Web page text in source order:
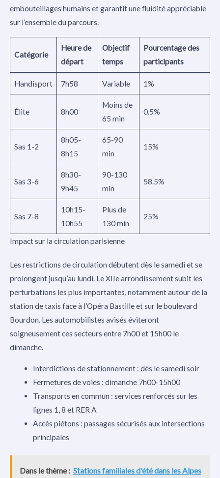
embouteillages humains et garantit une fluidité appréciable
sur l’ensemble du parcours.
Catégorie
Heure de
départ
Objectif
temps
Pourcentage des
participants
Handisport 7h58 Variable 1%
Élite 8h00
Moins de
65 min
0.5%
Sas 1-2
8h05-
8h15
65-90
min
15%
Sas 3-6
8h30-
9h45
90-130
min
58.5%
Sas 7-8
10h15-
10h55
Plus de
130 min
25%
Impact sur la circulation parisienne
Les restrictions de circulation débutent dès le samedi et se
prolongent jusqu’au lundi. Le XIIe arrondissement subit les
perturbations les plus importantes, notamment autour de la
station de taxis face à l’Opéra Bastille et sur le boulevard
Bourdon. Les automobilistes avisés éviteront
soigneusement ces secteurs entre 7h00 et 15h00 le
dimanche.
Interdictions de stationnement : dès le samedi soir
Fermetures de voies : dimanche 7h00-15h00
Transports en commun : services renforcés sur les
lignes 1, 8 et RER A
Accès piétons : passages sécurisés aux intersections
principales
Dans le thème : Stations familiales d'été dans les Alpes